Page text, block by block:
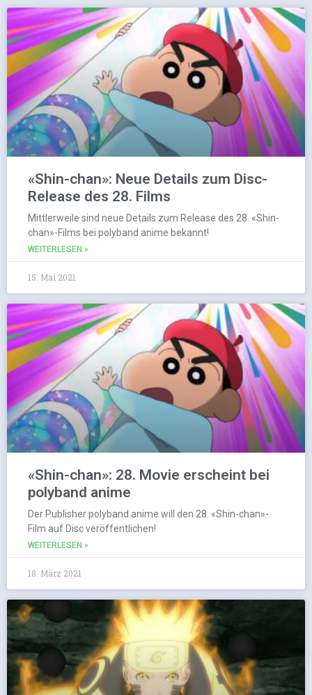
«Shin-chan»: Neue Details zum Disc-
Release des 28. Films
Mittlerweile sind neue Details zum Release des 28. «Shin-
chan»-Films bei polyband anime bekannt!
WEITERLESEN »
15. Mai 2021
«Shin-chan»: 28. Movie erscheint bei
polyband anime
Der Publisher polyband anime will den 28. «Shin-chan»-
Film auf Disc veröffentlichen!
WEITERLESEN »
18. März 2021